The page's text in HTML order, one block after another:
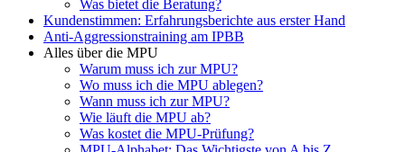
Was bietet die Beratung?
Kundenstimmen: Erfahrungsberichte aus erster Hand
Anti-Aggressionstraining am IPBB
Alles über die MPU
Warum muss ich zur MPU?
Wo muss ich die MPU ablegen?
Wann muss ich zur MPU?
Wie läuft die MPU ab?
Was kostet die MPU-Prüfung?